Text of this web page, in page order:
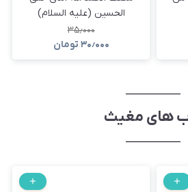
الحسین (علیه السلام)
۳۵٫۰۰۰
۳۰٫۰۰۰ تومان
های مغیث